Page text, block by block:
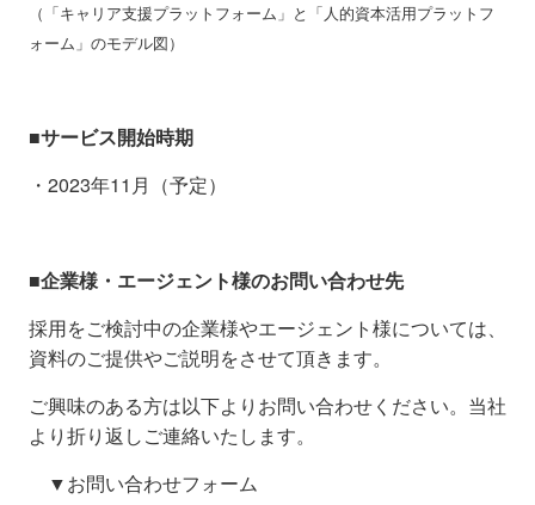
（「キャリア支援プラットフォーム」と「人的資本活用プラットフ
ォーム」のモデル図）
■サービス開始時期
・2023年11月（予定）
■企業様・エージェント様のお問い合わせ先
採用をご検討中の企業様やエージェント様については、
資料のご提供やご説明をさせて頂きます。
ご興味のある方は以下よりお問い合わせください。当社
より折り返しご連絡いたします。
▼お問い合わせフォーム